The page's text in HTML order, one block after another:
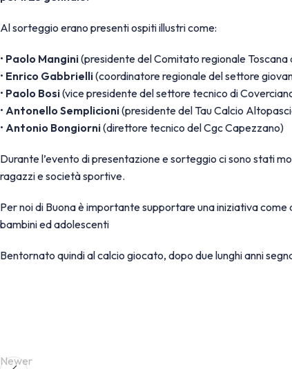
Al sorteggio erano presenti ospiti illustri come:
• Paolo Mangini(presidente del Comitato regionale
• Enrico Gabbrielli(coordinatore regionale del settore
• Paolo Bosi(vice presidente del settore tecnico di
• Antonello Semplicioni(presidente del Tau Calcio
• Antonio Bongiorni(direttore tecnico del Cgc Capezzano)
Durante l’evento di presentazione e sorteggio ci sono stati
ragazzi e società sportive.
Per noi di Buona è importante supportare una iniziativa
bambini ed adolescenti
Bentornato quindi al calcio giocato, dopo due lunghi anni
Newer